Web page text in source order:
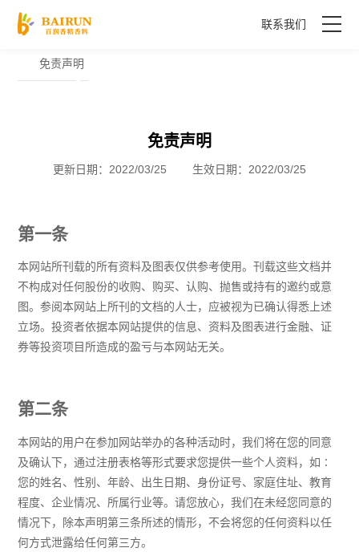
首页
联系我们
免责声明
免责声明
更新日期：2022/03/25 生效日期：2022/03/25
第一条
本网站所刊载的所有资料及图表仅供参考使用。刊载这些文档并
不构成对任何股份的收购、购买、认购、抛售或持有的邀约或意
图。参阅本网站上所刊的文档的人士，应被视为已确认得悉上述
立场。投资者依据本网站提供的信息、资料及图表进行金融、证
券等投资项目所造成的盈亏与本网站无关。
第二条
本网站的用户在参加网站举办的各种活动时，我们将在您的同意
及确认下，通过注册表格等形式要求您提供一些个人资料，如∶
您的姓名、性别、年龄、出生日期、身份证号、家庭住址、教育
程度、企业情况、所属行业等。请您放心，我们在未经您同意的
情况下，除本声明第三条所述的情形，不会将您的任何资料以任
何方式泄露给任何第三方。